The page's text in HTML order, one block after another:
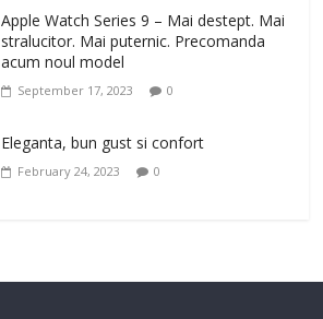
Apple Watch Series 9 – Mai destept. Mai
stralucitor. Mai puternic. Precomanda
acum noul model
September 17, 2023 0
Eleganta, bun gust si confort
February 24, 2023 0